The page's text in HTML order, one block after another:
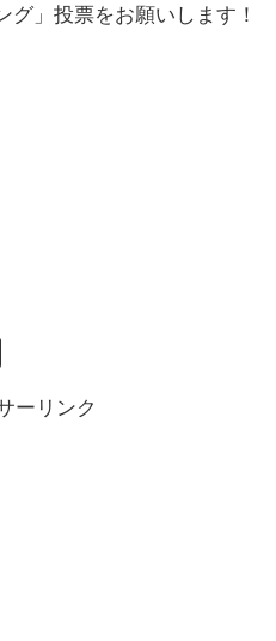
」投票をお願いします！
ーリンク